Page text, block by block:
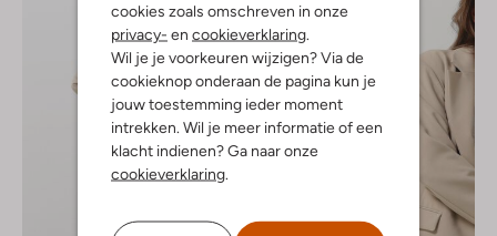
cookies zoals omschreven in onze
privacy- en cookieverklaring
Wil je je voorkeuren wijzigen? Via de
cookieknop onderaan de pagina kun je
jouw toestemming ieder moment
intrekken. Wil je meer informatie of een
klacht indienen? Ga naar onze
cookieverklaring